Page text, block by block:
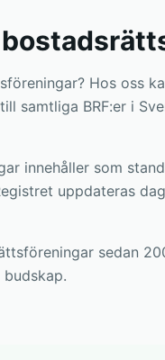
Hos oss
samtliga BRF:er i
innehåller som
uppdateras
sedan